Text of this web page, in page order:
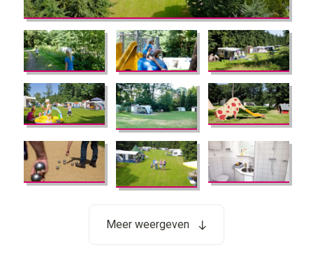
Meer weergeven